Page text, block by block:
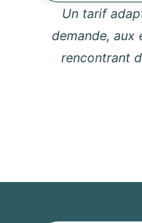
Un tarif
demande, aux
rencontrant